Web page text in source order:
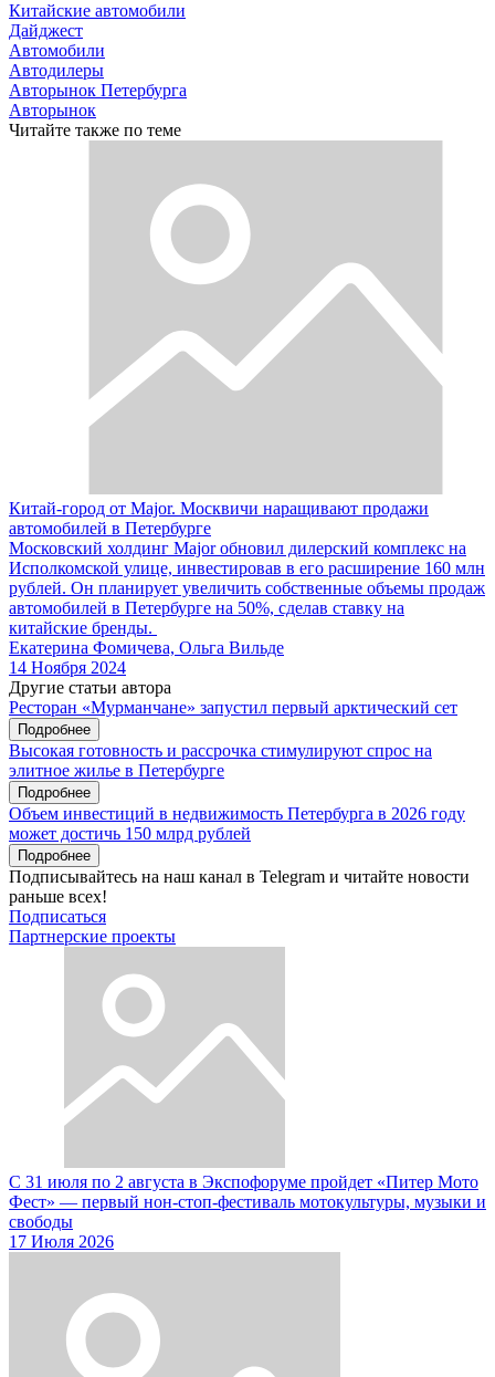
Китайские автомобили
Дайджест
Автомобили
Автодилеры
Авторынок Петербурга
Авторынок
Читайте также по теме
Китай-город от Major. Москвичи наращивают продажи
автомобилей в Петербурге
Московский холдинг Major обновил дилерский комплекс на
Исполкомской улице, инвестировав в его расширение 160 млн
рублей. Он планирует увеличить собственные объемы продаж
автомобилей в Петербурге на 50%, сделав ставку на
китайские бренды.
Екатерина Фомичева, Ольга Вильде
14 Ноября 2024
Другие статьи автора
Ресторан «Мурманчане» запустил первый арктический сет
Подробнее
Высокая готовность и рассрочка стимулируют спрос на
элитное жилье в Петербурге
Подробнее
Объем инвестиций в недвижимость Петербурга в 2026 году
может достичь 150 млрд рублей
Подробнее
Подписывайтесь на наш канал в Telegram и читайте новости
раньше всех!
Подписаться
Партнерские проекты
С 31 июля по 2 августа в Экспофоруме пройдет «Питер Мото
Фест» — первый нон-стоп-фестиваль мотокультуры, музыки и
свободы
17 Июля 2026